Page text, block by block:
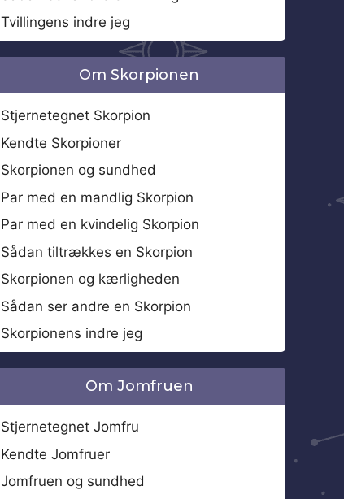
Tvillingens indre jeg
Om Skorpionen
Stjernetegnet Skorpion
Kendte Skorpioner
Skorpionen og sundhed
Par med en mandlig Skorpion
Par med en kvindelig Skorpion
Sådan tiltrækkes en Skorpion
Skorpionen og kærligheden
Sådan ser andre en Skorpion
Skorpionens indre jeg
Om Jomfruen
Stjernetegnet Jomfru
Kendte Jomfruer
Jomfruen og sundhed